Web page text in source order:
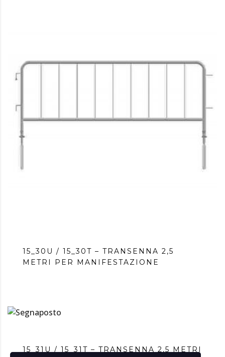
15_30U / 15_30T – TRANSENNA 2,5
METRI PER MANIFESTAZIONE
15_31U / 15_31T – TRANSENNA 2,5 METRI